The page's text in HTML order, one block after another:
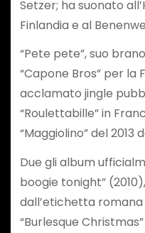
Setzer; ha suonato
Finlandia e al
“Pete pete”, suo
“Capone Bros” per la
acclamato jingle
“Roulettabille” in
“Maggiolino” del 2013
Due gli album
boogie tonight”
dall’etichetta
“Burlesque